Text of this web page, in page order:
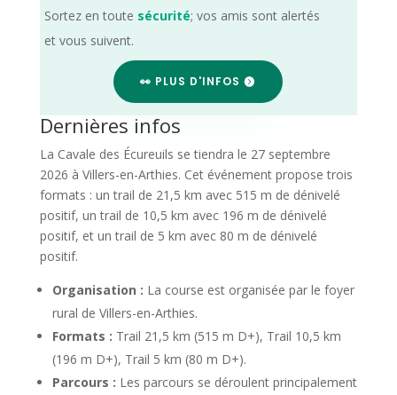
Sortez en toute sécurité; vos amis sont alertés
et vous suivent.
👀 PLUS D'INFOS
Dernières infos
La Cavale des Écureuils se tiendra le 27 septembre
2026 à Villers-en-Arthies. Cet événement propose trois
formats : un trail de 21,5 km avec 515 m de dénivelé
positif, un trail de 10,5 km avec 196 m de dénivelé
positif, et un trail de 5 km avec 80 m de dénivelé
positif.
Organisation : La course est organisée par le foyer
rural de Villers-en-Arthies.
Formats : Trail 21,5 km (515 m D+), Trail 10,5 km
(196 m D+), Trail 5 km (80 m D+).
Parcours : Les parcours se déroulent principalement